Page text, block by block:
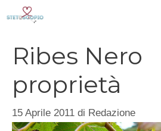
Ribes Nero
proprietà
15 Aprile 2011 di Redazione